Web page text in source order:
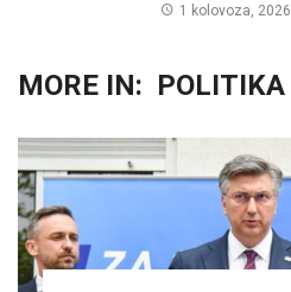
1 kolovoza, 2026
MORE IN: POLITIKA